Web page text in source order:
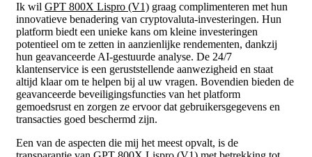
Ik wil GPT 800X Lispro (V1) graag complimenteren met hun
innovatieve benadering van cryptovaluta-investeringen. Hun
platform biedt een unieke kans om kleine investeringen
potentieel om te zetten in aanzienlijke rendementen, dankzij
hun geavanceerde AI-gestuurde analyse. De 24/7
klantenservice is een geruststellende aanwezigheid en staat
altijd klaar om te helpen bij al uw vragen. Bovendien bieden de
geavanceerde beveiligingsfuncties van het platform
gemoedsrust en zorgen ze ervoor dat gebruikersgegevens en
transacties goed beschermd zijn.
Een van de aspecten die mij het meest opvalt, is de